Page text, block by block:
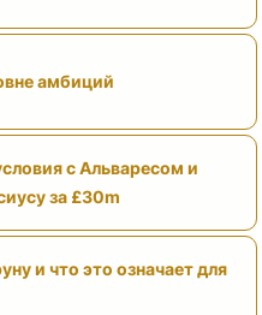
амбиций
с Альваресом и
за £30m
и что это означает для